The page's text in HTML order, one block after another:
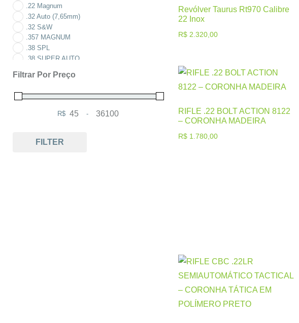
.22 Magnum
.32 Auto (7,65mm)
.32 S&W
.357 MAGNUM
.38 SPL
.38 SUPER AUTO
.9
300 Win Mag
Calibre .20
Filtrar Por Preço
R$ Minimum Price
- Maximum Price
FILTER
Revólver Taurus Rt970 Calibre
22 Inox
R$ 2.320,00
RIFLE .22 BOLT ACTION 8122
– CORONHA MADEIRA
R$ 1.780,00